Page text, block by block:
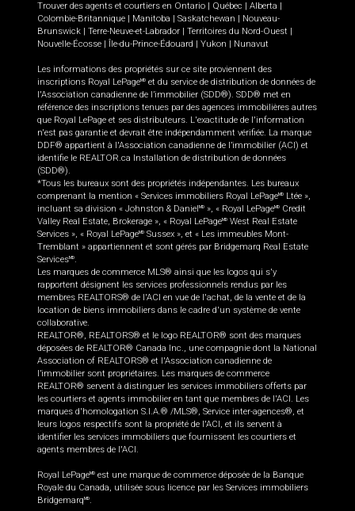
Trouver des agents et courtiers en Ontario Québec Alberta
Colombie-Britannique
Manitoba Saskatchewan
Nouveau-
Brunswick
Terre-Neuve-et-Labrador Territoires du Nord-Ouest
Nouvelle-Écosse
Île-du-Prince-Édouard Yukon Nunavut
Les informations des propriétés sur ce site proviennent des
inscriptions Royal LePageMD et du service de distribution de données de
l'Association canadienne de l’immobilier (SDD®). SDD® met en
référence des inscriptions tenues par des agences immobilières autres
que Royal LePage et ses distributeurs. L'exactitude de l'information
n'est pas garantie et devrait être indépendamment vérifiée. La marque
DDF® appartient à l'Association canadienne de l’immobilier (ACI) et
identifie le REALTOR.ca Installation de distribution de données
(SDD®).
*Tous les bureaux sont des propriétés indépendantes. Les bureaux
comprenant la mention « Services immobiliers Royal LePageMD
Ltée »,
incluant sa division « Johnston & Daniel MD », « Royal LePageMD
Credit
Valley Real Estate, Brokerage », « Royal LePageMD West Real Estate
Services », « Royal LePageMD Sussex », et « Les immeubles Mont-
Tremblant » appartiennent et sont gérés par Bridgemarq Real Estate
ServicesMD.
Les marques de commerce MLS® ainsi que les logos qui s'y
rapportent désignent les services professionnels rendus par les
membres REALTORS® de l'ACI en vue de l'achat, de la vente et de la
location de biens immobiliers dans le cadre d'un système de vente
collaborative.
REALTOR®, REALTORS® et le logo REALTOR® sont des marques
déposées de REALTOR® Canada Inc., une compagnie dont la National
Association of REALTORS® et l'Association canadienne de
l’immobilier sont propriétaires. Les marques de commerce
REALTOR® servent à distinguer les services immobiliers offerts par
les courtiers et agents immobilier en tant que membres de l'ACI. Les
marques d'homologation S.I.A.® /MLS®, Service inter-agences®, et
leurs logos respectifs sont la propriété de l'ACI, et ils servent à
identifier les services immobiliers que fournissent les courtiers et
agents membres de l'ACI.
Royal LePageMD est une marque de commerce déposée de la Banque
Royale du Canada, utilisée sous licence par les Services immobiliers
BridgemarqMD.